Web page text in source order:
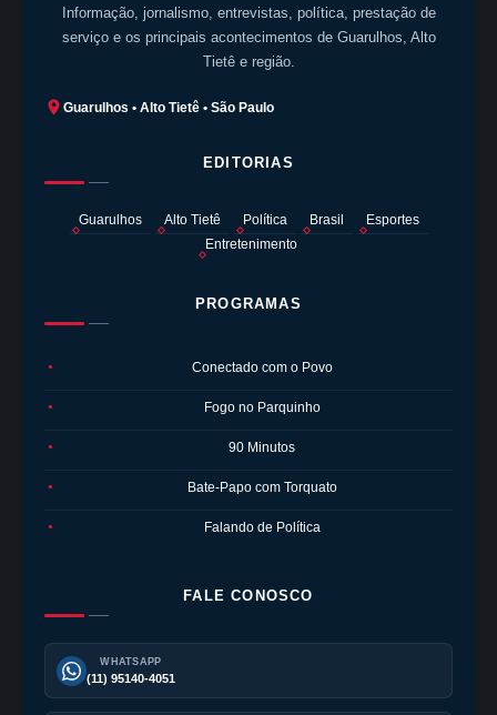
Informação, jornalismo, entrevistas, política, prestação de
serviço e os principais acontecimentos de Guarulhos, Alto
Tietê e região.
Guarulhos • Alto Tietê • São Paulo
EDITORIAS
Guarulhos Alto Tietê Política Brasil
Esportes
Entretenimento
PROGRAMAS
● Conectado com o Povo
● Fogo no Parquinho
● 90 Minutos
● Bate-Papo com Torquato
● Falando de Política
FALE CONOSCO
WHATSAPP
(11) 95140-4051